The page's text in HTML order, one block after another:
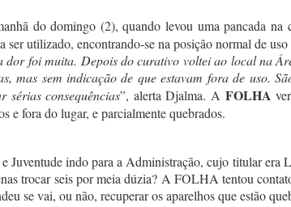
do domingo (2), quando levou uma pancada
utilizado, encontrando-se na posição normal de
foi muita. Depois do curativo voltei ao local na
mas sem indicação de que estavam fora de uso.
sérias consequências”, alerta Djalma. A FOLHA
e fora do lugar, e parcialmente quebrados.
Juventude indo para a Administração, cujo titular
trocar seis por meia dúzia? A FOLHA tentou
se vai, ou não, recuperar os aparelhos que estão